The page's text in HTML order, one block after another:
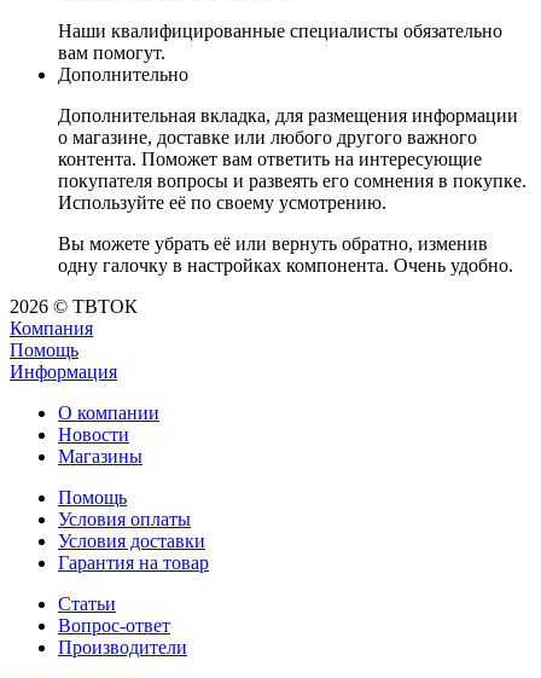
Наши квалифицированные специалисты обязательно
вам помогут.
Дополнительно
Дополнительная вкладка, для размещения информации
о магазине, доставке или любого другого важного
контента. Поможет вам ответить на интересующие
покупателя вопросы и развеять его сомнения в покупке.
Используйте её по своему усмотрению.
Вы можете убрать её или вернуть обратно, изменив
одну галочку в настройках компонента. Очень удобно.
2026 © ТВТОК
Компания
Помощь
Информация
О компании
Новости
Магазины
Помощь
Условия оплаты
Условия доставки
Гарантия на товар
Статьи
Вопрос-ответ
Производители